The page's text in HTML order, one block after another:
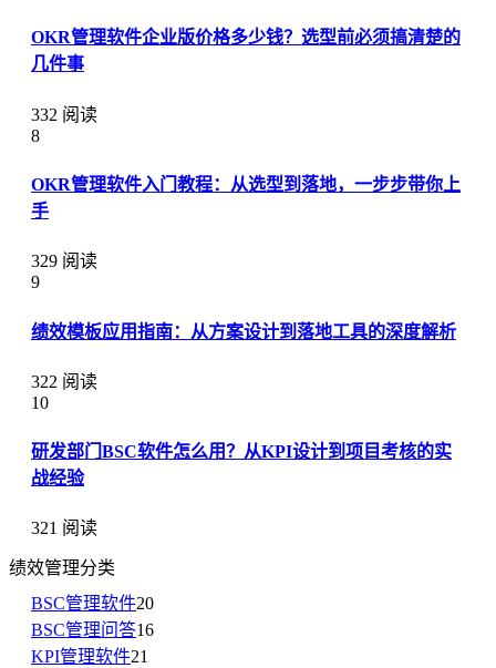
OKR管理软件企业版价格多少钱？选型前必须搞清楚的
几件事
332 阅读
8
OKR管理软件入门教程：从选型到落地，一步步带你上
手
329 阅读
9
绩效模板应用指南：从方案设计到落地工具的深度解析
322 阅读
10
研发部门BSC软件怎么用？从KPI设计到项目考核的实
战经验
321 阅读
绩效管理分类
BSC管理软件20
BSC管理问答16
KPI管理软件21